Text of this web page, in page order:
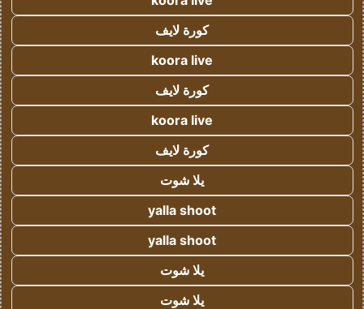
كورة لايف
koora live
كورة لايف
koora live
كورة لايف
يلا شوت
yalla shoot
yalla shoot
يلا شوت
يلا شوت